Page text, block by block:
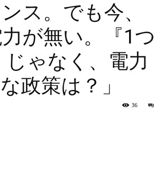
ス。でも今、
が無い。『1つ
ゃなく、電力
政策は？」
36